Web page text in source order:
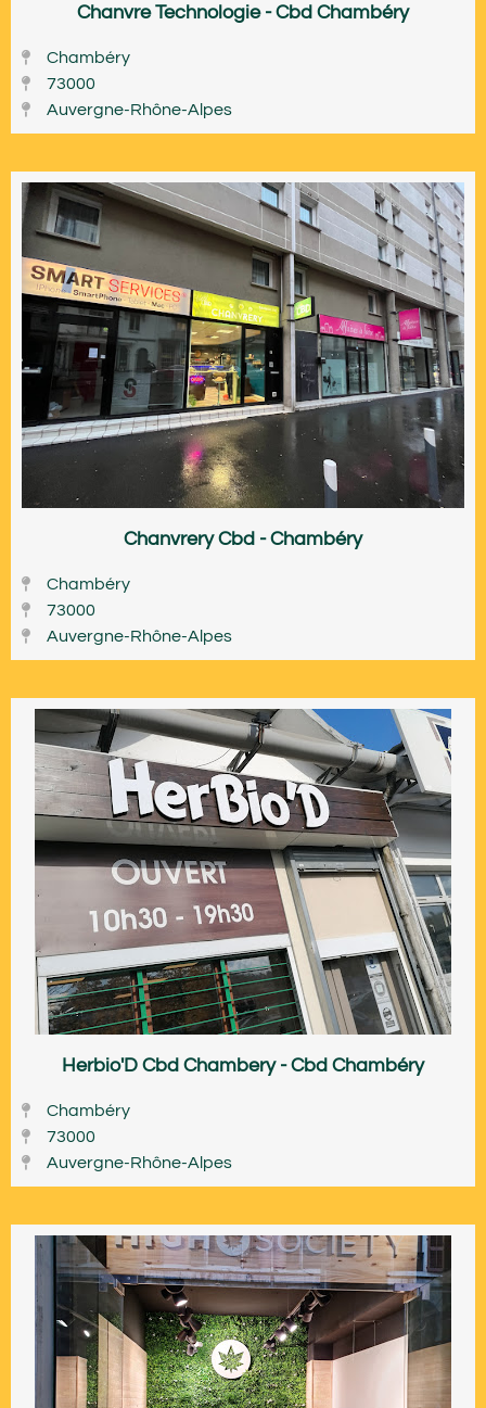
Chanvre Technologie - Cbd Chambéry
Chambéry
73000
Auvergne-Rhône-Alpes
Chanvrery Cbd - Chambéry
Chambéry
73000
Auvergne-Rhône-Alpes
Herbio'D Cbd Chambery - Cbd Chambéry
Chambéry
73000
Auvergne-Rhône-Alpes